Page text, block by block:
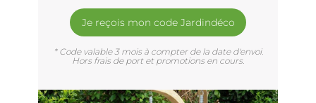
Je reçois mon code Jardindéco
* Code valable 3 mois à compter de la date d'envoi.
Hors frais de port et promotions en cours.